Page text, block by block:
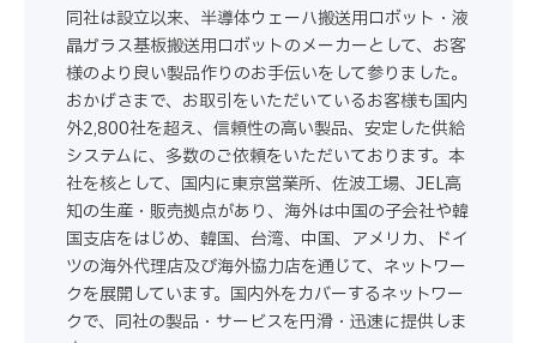
同社は設立以来、半導体ウェーハ搬送用ロボット・液
晶ガラス基板搬送用ロボットのメーカーとして、お客
様のより良い製品作りのお手伝いをして参りました。
おかげさまで、お取引をいただいているお客様も国内
外2,800社を超え、信頼性の高い製品、安定した供給
システムに、多数のご依頼をいただいております。本
社を核として、国内に東京営業所、佐波工場、JEL高
知の生産・販売拠点があり、海外は中国の子会社や韓
国支店をはじめ、韓国、台湾、中国、アメリカ、ドイ
ツの海外代理店及び海外協力店を通じて、ネットワー
クを展開しています。国内外をカバーするネットワー
クで、同社の製品・サービスを円滑・迅速に提供しま